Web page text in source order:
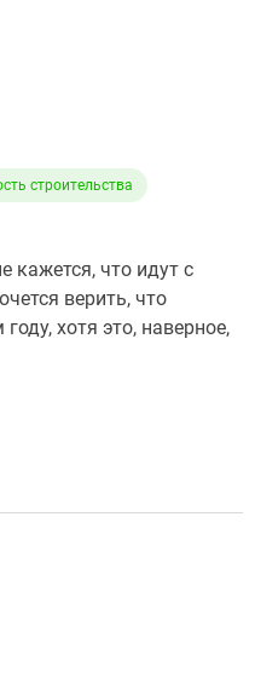
строительства
кажется, что идут с
верить, что
хотя это, наверное,